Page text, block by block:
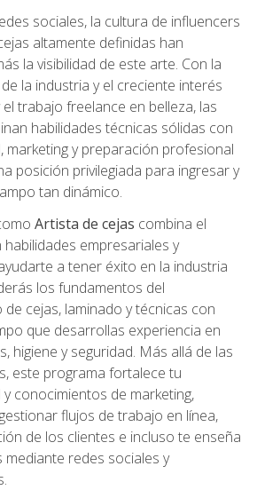
sociales, la cultura de influencers
altamente definidas han
la visibilidad de este arte. Con la
la industria y el creciente interés
trabajo freelance en belleza, las
habilidades técnicas sólidas con
marketing y preparación profesional
posición privilegiada para ingresar y
tan dinámico.
Artista de cejas combina el
empresariales y
a tener éxito en la industria
los fundamentos del
de cejas, laminado y técnicas con
que desarrollas experiencia en
higiene y seguridad. Más allá de las
este programa fortalece tu
conocimientos de marketing,
flujos de trabajo en línea,
de los clientes e incluso te enseña
redes sociales y